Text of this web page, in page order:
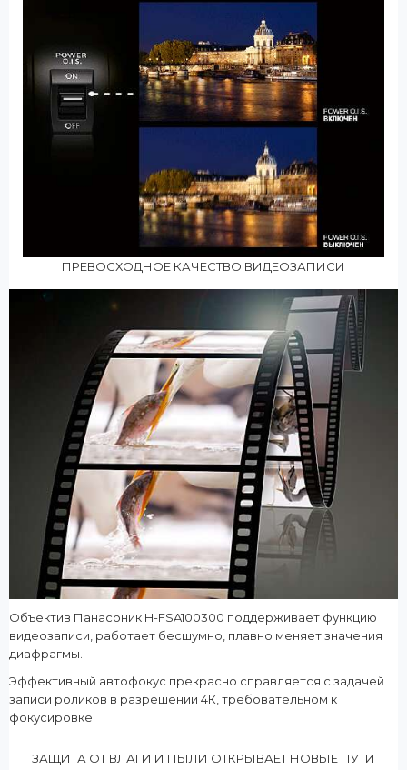
ПРЕВОСХОДНОЕ КАЧЕСТВО ВИДЕОЗАПИСИ
Объектив Панасоник H-FSA100300 поддерживает функцию
видеозаписи, работает бесшумно, плавно меняет значения
диафрагмы.
Эффективный автофокус прекрасно справляется с задачей
записи роликов в разрешении 4К, требовательном к
фокусировке
ЗАЩИТА ОТ ВЛАГИ И ПЫЛИ ОТКРЫВАЕТ НОВЫЕ ПУТИ